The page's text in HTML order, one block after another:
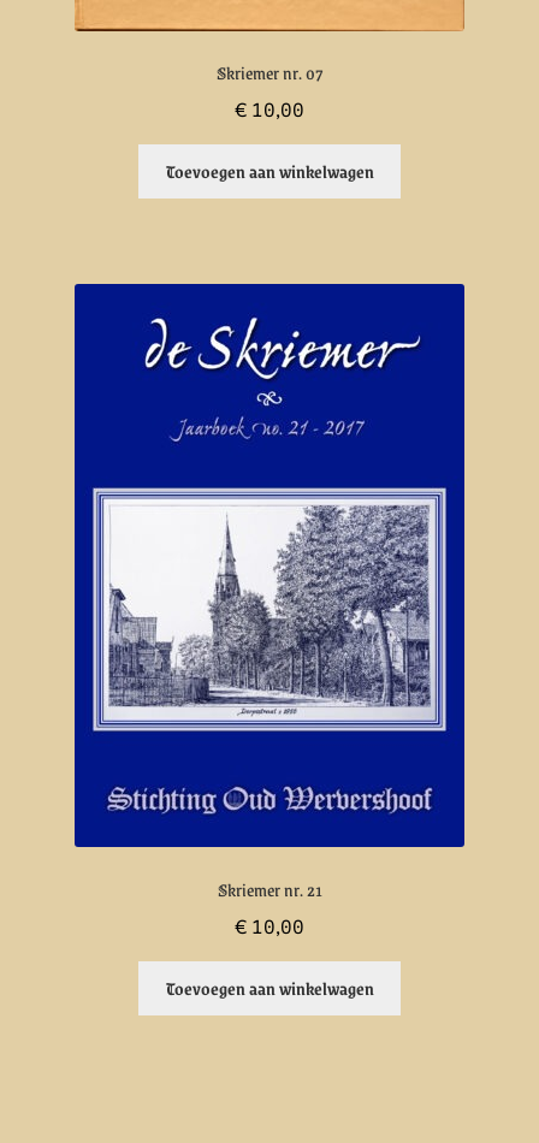
Skriemer nr. 07
€ 10,00
Toevoegen aan winkelwagen
Skriemer nr. 21
€ 10,00
Toevoegen aan winkelwagen